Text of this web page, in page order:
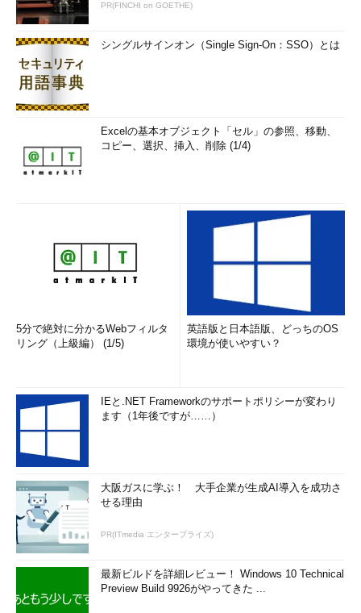
PR(FINCHI on GOETHE)
シングルサインオン（Single Sign-On：SSO）とは
Excelの基本オブジェクト「セル」の参照、移動、
コピー、選択、挿入、削除 (1/4)
5分で絶対に分かるWebフィルタ
リング（上級編） (1/5)
英語版と日本語版、どっちのOS
環境が使いやすい？
IEと.NET Frameworkのサポートポリシーが変わり
ます（1年後ですが……）
大阪ガスに学ぶ！ 大手企業が生成AI導入を成功さ
せる理由
PR(ITmedia エンタープライズ)
最新ビルドを詳細レビュー！ Windows 10 Technical
Preview Build 9926がやってきた ...